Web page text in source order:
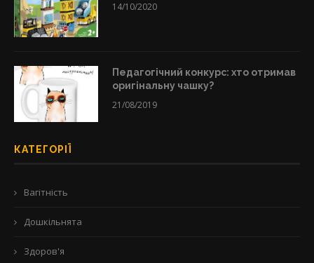
14/10/2020
Педагогічний конкурс: хто отримав
оригінальну чашку?
21/08/2019
КАТЕГОРІЇ
Вагітність
Дошкільнята
Здоров'я